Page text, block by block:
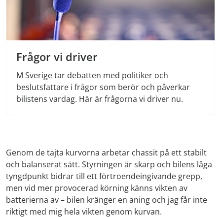
Frågor vi driver
M Sverige tar debatten med politiker och
beslutsfattare i frågor som berör och påverkar
bilistens vardag. Här är frågorna vi driver nu.
Genom de tajta kurvorna arbetar chassit på ett stabilt
och balanserat sätt. Styrningen är skarp och bilens låga
tyngdpunkt bidrar till ett förtroendeingivande grepp,
men vid mer provocerad körning känns vikten av
batterierna av – bilen kränger en aning och jag får inte
riktigt med mig hela vikten genom kurvan.